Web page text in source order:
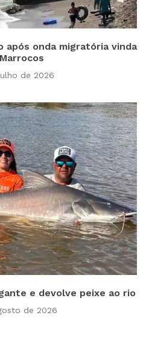
após onda migratória vinda
de 2026
e devolve peixe ao rio
de 2026